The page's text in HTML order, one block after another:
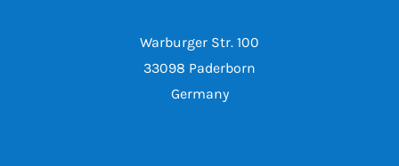
Warburger Str. 100
33098 Paderborn
Germany